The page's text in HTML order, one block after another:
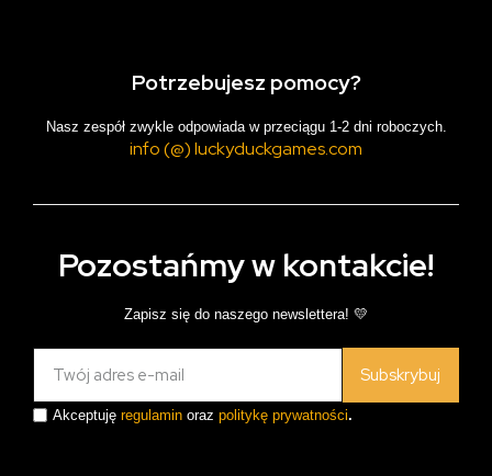
Potrzebujesz pomocy?
Nasz zespół zwykle odpowiada w przeciągu 1-2 dni roboczych.
info (@) luckyduckgames.com
Pozostańmy w kontakcie!
Zapisz się do naszego newslettera! 💛
Subskrybuj
Akceptuję regulamin oraz politykę prywatności.